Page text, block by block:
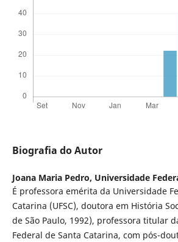
Biografia do Autor
Joana Maria Pedro, Universidade
É professora emérita da Universidade
Catarina (UFSC), doutora em História
de São Paulo, 1992), professora titular
Federal de Santa Catarina, com pós-